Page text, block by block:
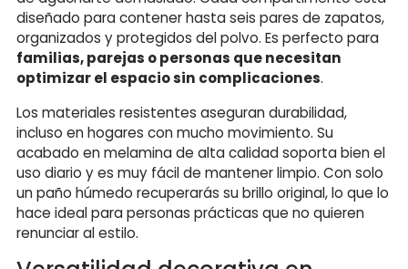
diseñado para contener hasta seis pares de zapatos,
organizados y protegidos del polvo. Es perfecto para
familias, parejas o personas que necesitan
optimizar el espacio sin complicaciones.
Los materiales resistentes aseguran durabilidad,
incluso en hogares con mucho movimiento. Su
acabado en melamina de alta calidad soporta bien el
uso diario y es muy fácil de mantener limpio. Con solo
un paño húmedo recuperarás su brillo original, lo que lo
hace ideal para personas prácticas que no quieren
renunciar al estilo.